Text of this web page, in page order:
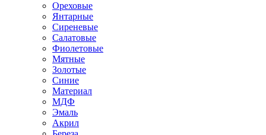
Ореховые
Янтарные
Сиреневые
Салатовые
Фиолетовые
Мятные
Золотые
Синие
Материал
МДФ
Эмаль
Акрил